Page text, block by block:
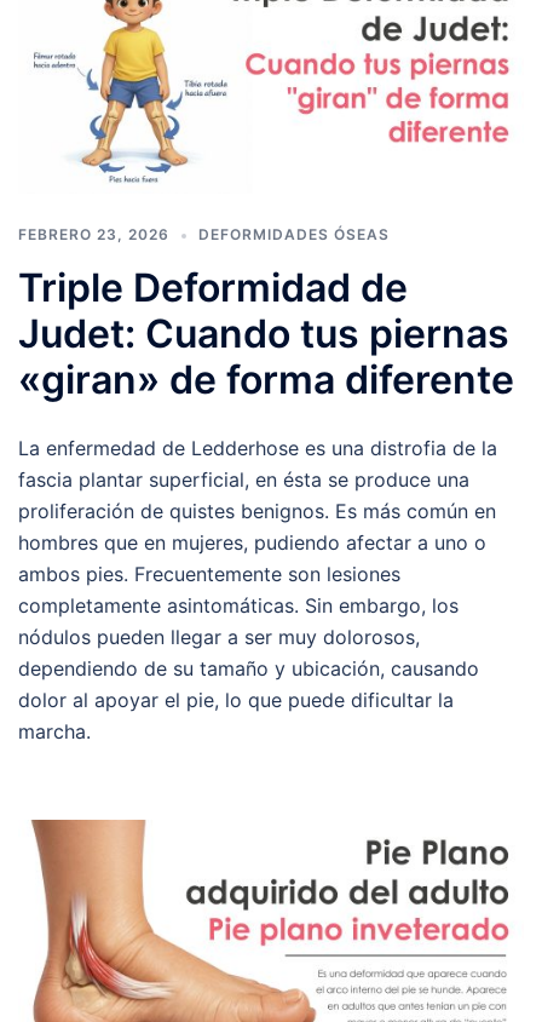
FEBRERO 23, 2026 DEFORMIDADES ÓSEAS
Triple Deformidad de
Judet: Cuando tus piernas
«giran» de forma diferente
La enfermedad de Ledderhose es una distrofia de la
fascia plantar superficial, en ésta se produce una
proliferación de quistes benignos. Es más común en
hombres que en mujeres, pudiendo afectar a uno o
ambos pies. Frecuentemente son lesiones
completamente asintomáticas. Sin embargo, los
nódulos pueden llegar a ser muy dolorosos,
dependiendo de su tamaño y ubicación, causando
dolor al apoyar el pie, lo que puede dificultar la
marcha.